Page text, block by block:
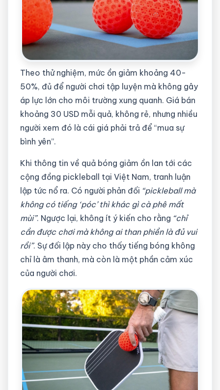
Theo thử nghiệm, mức ồn giảm khoảng 40-
50%, đủ để người chơi tập luyện mà không gây
áp lực lớn cho môi trường xung quanh. Giá bán
khoảng 30 USD mỗi quả, không rẻ, nhưng nhiều
người xem đó là cái giá phải trả để “mua sự
bình yên”.
Khi thông tin về quả bóng giảm ồn lan tới các
cộng đồng pickleball tại Việt Nam, tranh luận
lập tức nổ ra. Có người phản đối “pickleball mà
không có tiếng ‘póc’ thì khác gì cà phê mất
mùi”. Ngược lại, không ít ý kiến cho rằng “chỉ
cần được chơi mà không ai than phiền là đủ vui
rồi”. Sự đối lập này cho thấy tiếng bóng không
chỉ là âm thanh, mà còn là một phần cảm xúc
của người chơi.